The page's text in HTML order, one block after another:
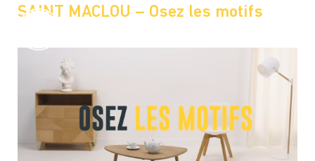
SAINT MACLOU – Osez les motifs